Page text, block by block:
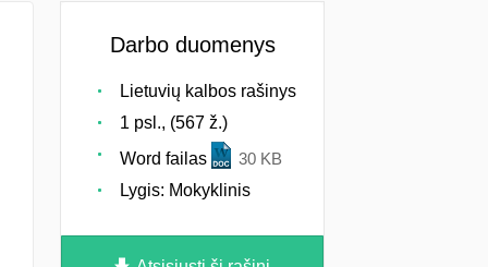
Darbo duomenys
Lietuvių kalbos rašinys
1 psl., (567 ž.)
Word failas
30 KB
Lygis: Mokyklinis